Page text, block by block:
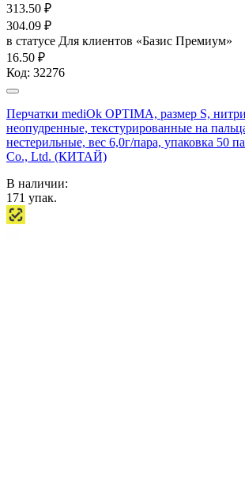
313.50 ₽
304.09 ₽
в статусе Для клиентов «Базис Премиум»
16.50 ₽
Код: 32276
Перчатки mediOk OPTIMA, размер S,
неопудренные, текстурированные на
нестерильные, вес 6,0г/пара, упаковка 50
Co., Ltd. (КИТАЙ)
В наличии:
171 упак.